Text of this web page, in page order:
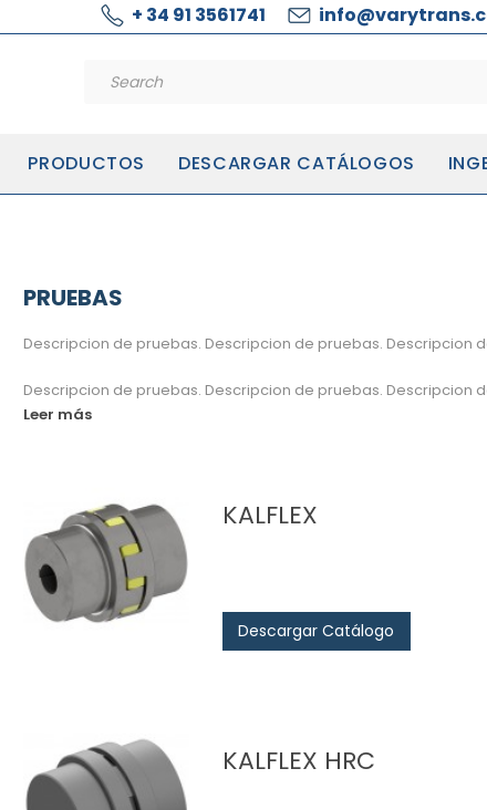
+ 34 91 3561741
PRODUCTOS DESCARGAR CATÁLOGOS
PRUEBAS
Descripcion de pruebas. Descripcion de pruebas. Descripcion
Descripcion de pruebas. Descripcion de pruebas. Descripcion
Leer más
KALFLEX
Descargar Catálogo
KALFLEX HRC